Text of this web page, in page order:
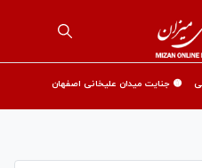
🟡 جنایت میدان علیخانی اصفهان